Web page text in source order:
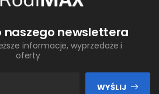
naszego newslettera
informacje, wyprzedaże i
oferty
WYŚLIJ